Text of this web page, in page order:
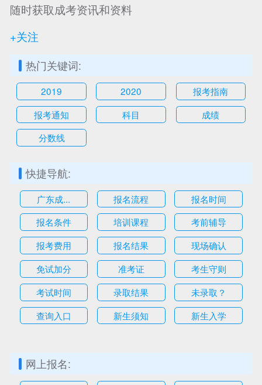
随时获取成考资讯和资料
+关注
热门关键词:
2019 2020
报考指南
报考通知
科目
成绩
分数线
快捷导航:
广东成... 报名流程
报名时间
报名条件
培训课程
考前辅导
报考费用
报名结果
现场确认
免试加分
准考证
考生守则
考试时间
录取结果
未录取？
查询入口
新生须知 新生入学
网上报名: